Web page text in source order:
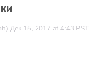
Дек 15, 2017 at 4:43 PST